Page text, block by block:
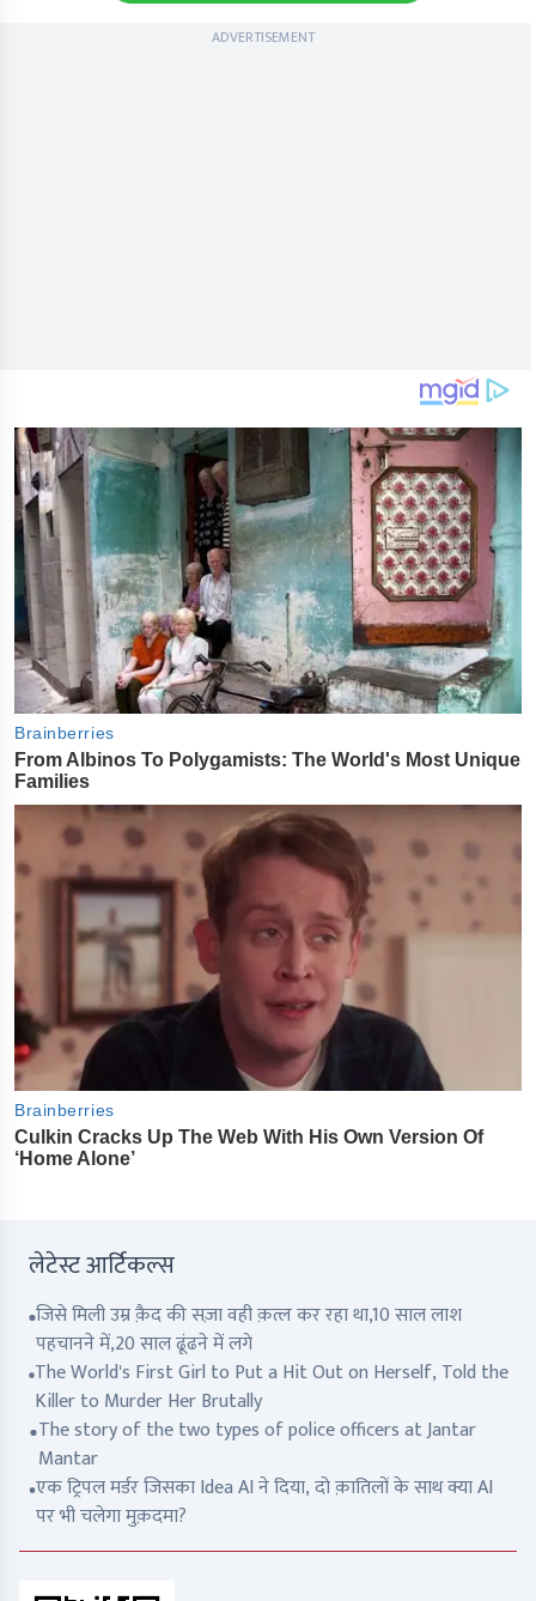
ADVERTISEMENT
लेटेस्ट आर्टिकल्स
जिसे मिली उम्र क़ैद की सज़ा वही क़त्ल कर रहा था,10 साल लाश
पहचानने में,20 साल ढूंढने में लगे
The World's First Girl to Put a Hit Out on Herself, Told the
Killer to Murder Her Brutally
The story of the two types of police officers at Jantar
Mantar
एक ट्रिपल मर्डर जिसका Idea AI ने दिया, दो क़ातिलों के साथ क्या AI
पर भी चलेगा मुक़दमा?